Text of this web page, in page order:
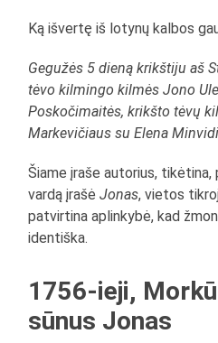
Ką išvertę iš lotynų kalbos
Gegužės 5 dieną krikštiju aš
tėvo kilmingo kilmės Jono
Poskočimaitės, krikšto tėvų
Markevičiaus su Elena
Šiame įraše autorius, tikėtina,
vardą įrašėJonas, vietos
patvirtina aplinkybė, kad
identiška.
1756-ieji,
sūnus Jonas